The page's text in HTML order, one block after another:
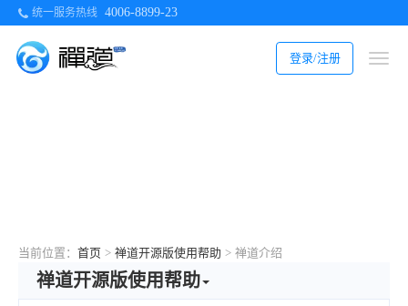
统一服务热线 4006-8899-23
登录/注册
当前位置： 首页 > 禅道开源版使用帮助 > 禅道介绍
禅道开源版使用帮助